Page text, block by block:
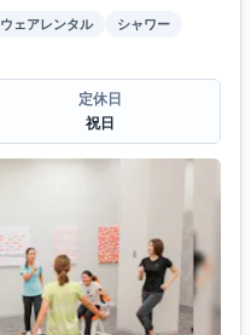
ウェアレンタル
シャワー
定休日
祝日